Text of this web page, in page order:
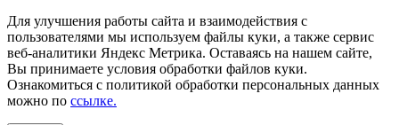
Для улучшения работы сайта и взаимодействия с
пользователями мы используем файлы куки, а также сервис
веб-аналитики Яндекс Метрика. Оставаясь на нашем сайте,
Вы принимаете условия обработки файлов куки.
Ознакомиться с политикой обработки персональных данных
можно по ссылке.